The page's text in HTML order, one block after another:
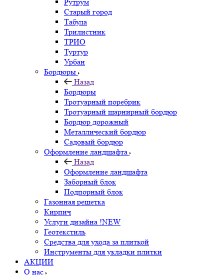
Старый город
Табула
Трилистник
ТРИО
Туртур
Урбан
Бордюры
Назад
Бордюры
Тротуарный поребрик
Тротуарный шарнирный бордюр
Бордюр дорожный
Металлический бордюр
Садовый бордюр
Оформление ландшафта
Назад
Оформление ландшафта
Заборный блок
Подпорный блок
Газонная решетка
Кирпич
Услуги дизайна !NEW
Геотекстиль
Средства для ухода за плиткой
Инструменты для укладки плитки
АКЦИИ
О нас